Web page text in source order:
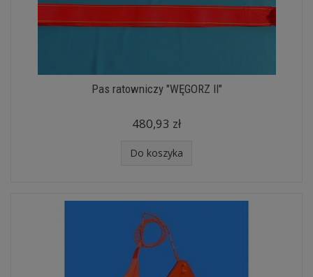
Pas ratowniczy "WĘGORZ II"
480,93 zł
Do koszyka